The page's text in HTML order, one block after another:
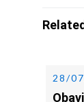
28/